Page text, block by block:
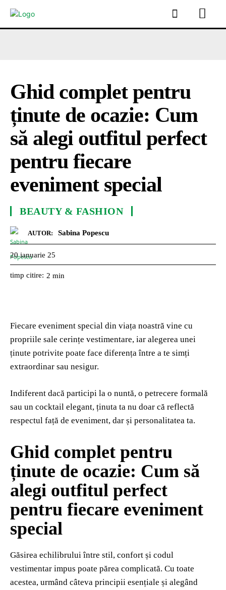
Ghid complet pentru
ținute de ocazie: Cum
să alegi outfitul perfect
pentru fiecare
eveniment special
BEAUTY & FASHION
AUTOR: Sabina Popescu
20 ianuarie 25
timp citire: 2 min
Fiecare eveniment special din viața noastră vine cu
propriile sale cerințe vestimentare, iar alegerea unei
ținute potrivite poate face diferența între a te simți
extraordinar sau nesigur.
Indiferent dacă participi la o nuntă, o petrecere formală
sau un cocktail elegant, ținuta ta nu doar că reflectă
respectul față de eveniment, dar și personalitatea ta.
Ghid complet pentru
ținute de ocazie: Cum să
alegi outfitul perfect
pentru fiecare eveniment
special
Găsirea echilibrului între stil, confort și codul
vestimentar impus poate părea complicată. Cu toate
acestea, urmând câteva principii esențiale și alegând